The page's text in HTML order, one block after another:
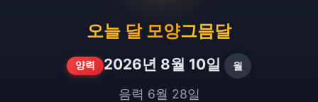
오늘 달 모양그믐달
양력 2026년 8월 10일 월
음력 6월 28일